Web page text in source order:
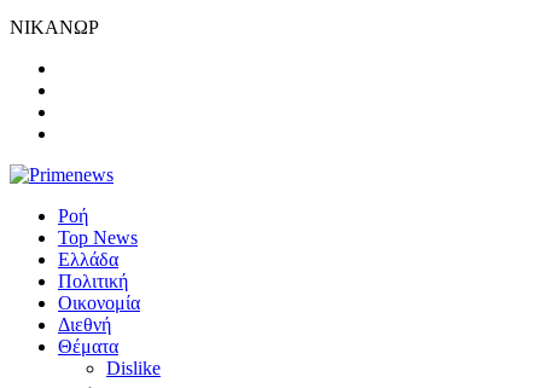
ΝΙΚΑΝΩΡ
Ροή
Top News
Ελλάδα
Πολιτική
Οικονομία
Διεθνή
Θέματα
Dislike